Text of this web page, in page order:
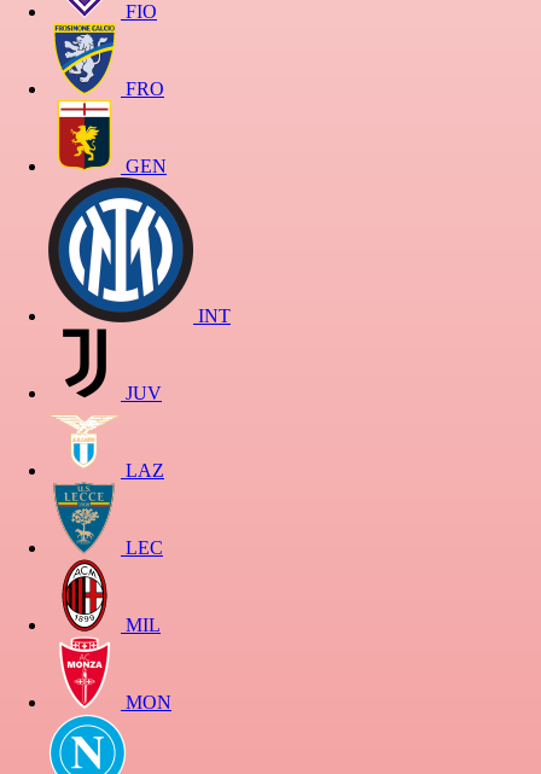
FIO
FRO
GEN
INT
JUV
LAZ
LEC
MIL
MON